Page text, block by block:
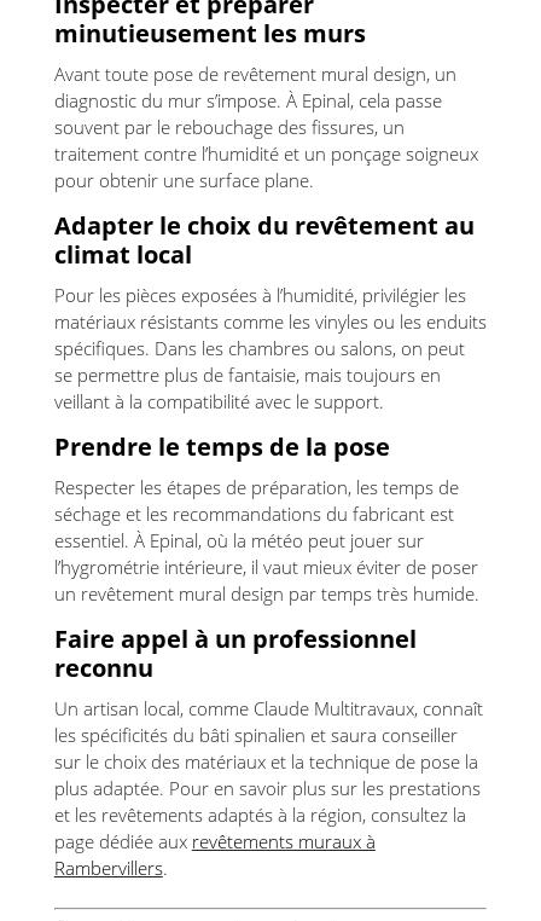
minutieusement les murs
Avant toute pose de revêtement mural design, un
diagnostic du mur s’impose. À Epinal, cela passe
souvent par le rebouchage des fissures, un
traitement contre l’humidité et un ponçage soigneux
pour obtenir une surface plane.
Adapter le choix du revêtement au
climat local
Pour les pièces exposées à l’humidité, privilégier les
matériaux résistants comme les vinyles ou les enduits
spécifiques. Dans les chambres ou salons, on peut
se permettre plus de fantaisie, mais toujours en
veillant à la compatibilité avec le support.
Prendre le temps de la pose
Respecter les étapes de préparation, les temps de
séchage et les recommandations du fabricant est
essentiel. À Epinal, où la météo peut jouer sur
l’hygrométrie intérieure, il vaut mieux éviter de poser
un revêtement mural design par temps très humide.
Faire appel à un professionnel
reconnu
Un artisan local, comme Claude Multitravaux, connaît
les spécificités du bâti spinalien et saura conseiller
sur le choix des matériaux et la technique de pose la
plus adaptée. Pour en savoir plus sur les prestations
et les revêtements adaptés à la région, consultez la
page dédiée aux revêtements muraux à
Rambervillers.